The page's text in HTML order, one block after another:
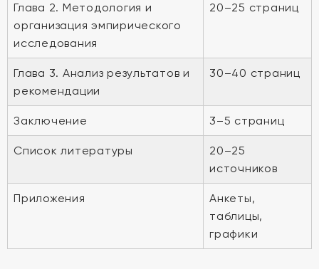
Глава 2. Методология и
организация эмпирического
исследования
20–25 страниц
Глава 3. Анализ результатов и
рекомендации
30–40 страниц
Заключение 3–5 страниц
Список литературы
20–25
источников
Приложения
Анкеты,
таблицы,
графики